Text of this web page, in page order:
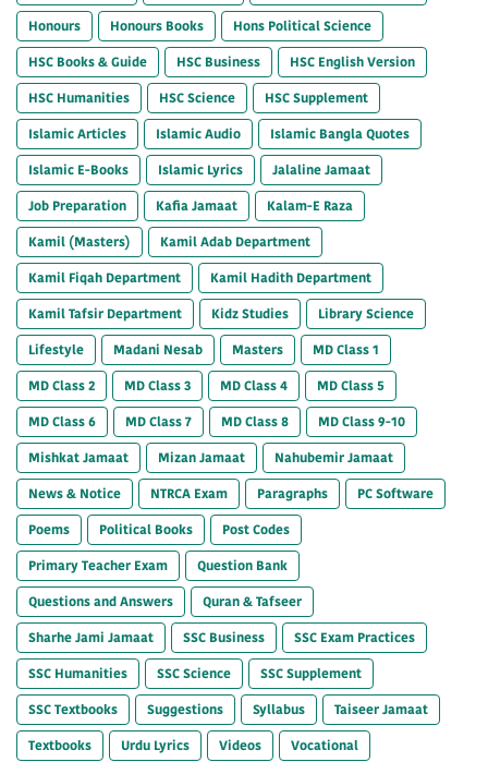
Honours
Honours Books
Hons Political Science
HSC Books & Guide
HSC Business
HSC English Version
HSC Humanities
HSC Science
HSC Supplement
Islamic Articles
Islamic Audio
Islamic Bangla Quotes
Islamic E-Books
Islamic Lyrics
Jalaline Jamaat
Job Preparation
Kafia Jamaat
Kalam-E Raza
Kamil (Masters)
Kamil Adab Department
Kamil Fiqah Department
Kamil Hadith Department
Kamil Tafsir Department
Kidz Studies
Library Science
Lifestyle
Madani Nesab Masters
MD Class 1
MD Class 2
MD Class 3 MD Class 4
MD Class 5
MD Class 6
MD Class 7 MD Class 8
MD Class 9-10
Mishkat Jamaat
Mizan Jamaat
Nahubemir Jamaat
News & Notice
NTRCA Exam Paragraphs
PC Software
Poems
Political Books
Post Codes
Primary Teacher Exam
Question Bank
Questions and Answers
Quran & Tafseer
Sharhe Jami Jamaat
SSC Business
SSC Exam Practices
SSC Humanities
SSC Science
SSC Supplement
SSC Textbooks
Suggestions Syllabus
Taiseer Jamaat
Textbooks
Urdu Lyrics Videos Vocational